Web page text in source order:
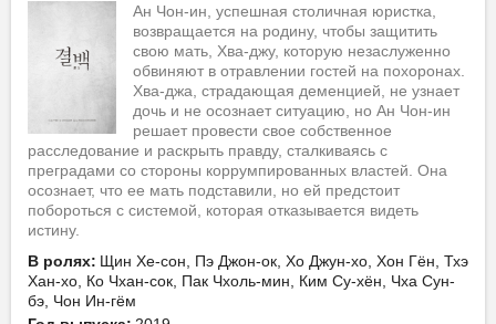
Ан Чон-ин, успешная столичная юристка,
возвращается на родину, чтобы защитить
свою мать, Хва-джу, которую незаслуженно
обвиняют в отравлении гостей на похоронах.
Хва-джа, страдающая деменцией, не узнает
дочь и не осознает ситуацию, но Ан Чон-ин
решает провести свое собственное
расследование и раскрыть правду, сталкиваясь с
преградами со стороны коррумпированных властей. Она
осознает, что ее мать подставили, но ей предстоит
побороться с системой, которая отказывается видеть
истину.
В ролях: Щин Хе-сон, Пэ Джон-ок, Хо Джун-хо, Хон Гён, Тхэ
Хан-хо, Ко Чхан-сок, Пак Чхоль-мин, Ким Су-хён, Чха Сун-
бэ, Чон Ин-гём